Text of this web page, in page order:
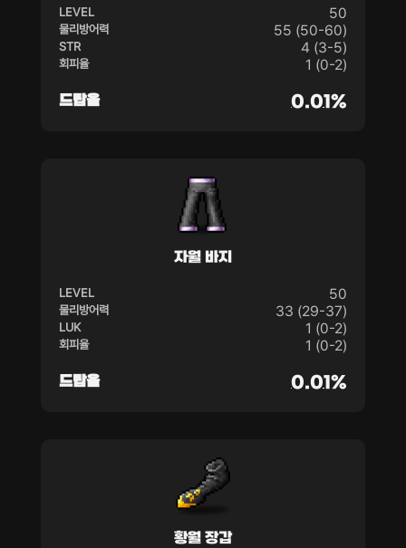
LEVEL 50
물리방어력 55 (50-60)
STR 4 (3-5)
회피율 1 (0-2)
드랍율 0.01%
자월 바지
LEVEL 50
물리방어력 33 (29-37)
LUK 1 (0-2)
회피율 1 (0-2)
드랍율 0.01%
황월 장갑